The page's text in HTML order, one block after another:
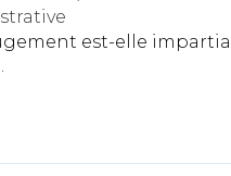
est-elle